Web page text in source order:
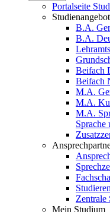
Portalseite
Studienangebot
B.A.
B.A.
Beifach
Beifach
M.A.
M.A.
M.A.
Zentrale
Mein Studium